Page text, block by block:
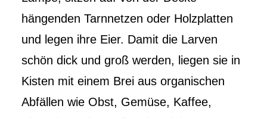
hängenden Tarnnetzen oder Holzplatten
und legen ihre Eier. Damit die Larven
schön dick und groß werden, liegen sie in
Kisten mit einem Brei aus organischen
Abfällen wie Obst, Gemüse, Kaffee,